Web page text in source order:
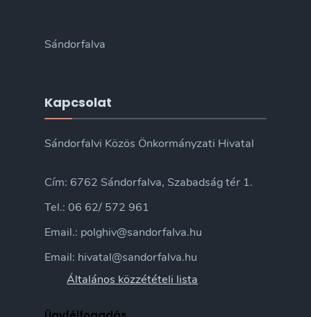
Sándorfalva
Kapcsolat
Sándorfalvi Közös Önkormányzati Hivatal
Cím: 6762 Sándorfalva, Szabadság tér 1.
Tel.: 06 62/ 572 961
Email.: polghiv@sandorfalva.hu
Email: hivatal@sandorfalva.hu
Általános közzétételi lista